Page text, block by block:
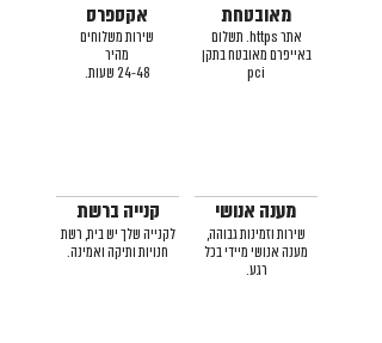
אקספרס
שירות משלוחים
מהיר
24-48 שעות.
מאובטחת
אתר https. תשלום
באייפרם מאובטח בתקן
pci
קנייה ברשת
לקנייה שלך יש בית, רשת
חנויות ותיקה ואמינה.
מענה אנושי
שירות וזמינות גבוהה,
מענה אנושי מיידי בכל
רגע.